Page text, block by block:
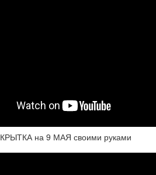
на 9 МАЯ своими руками